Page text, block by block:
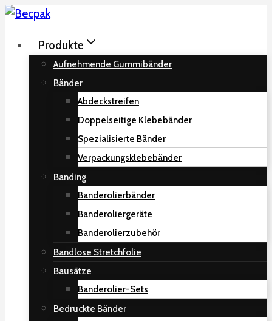
Zum
springenProdukte
Aufnehmende Gummibänder
Bänder
Abdeckstreifen
Doppelseitige Klebebänder
Spezialisierte Bänder
Verpackungsklebebänder
Banding
Banderolierbänder
Banderoliergeräte
Banderolierzubehör
Bandlose Stretchfolie
Bausätze
Banderolier-Sets
Bedruckte Bänder